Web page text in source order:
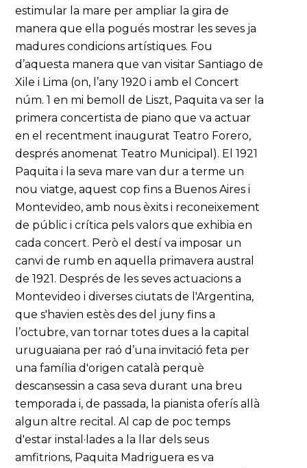
estimular la mare per ampliar la gira de
manera que ella pogués mostrar les seves ja
madures condicions artístiques. Fou
d’aquesta manera que van visitar Santiago de
Xile i Lima (on, l’any 1920 i amb el Concert
núm. 1 en mi bemoll de Liszt, Paquita va ser la
primera concertista de piano que va actuar
en el recentment inaugurat Teatro Forero,
després anomenat Teatro Municipal). El 1921
Paquita i la seva mare van dur a terme un
nou viatge, aquest cop fins a Buenos Aires i
Montevideo, amb nous èxits i reconeixement
de públic i crítica pels valors que exhibia en
cada concert. Però el destí va imposar un
canvi de rumb en aquella primavera austral
de 1921. Després de les seves actuacions a
Montevideo i diverses ciutats de l'Argentina,
que s'havien estès des del juny fins a
l’octubre, van tornar totes dues a la capital
uruguaiana per raó d’una invitació feta per
una família d'origen català perquè
descansessin a casa seva durant una breu
temporada i, de passada, la pianista oferís allà
algun altre recital. Al cap de poc temps
d'estar instal·lades a la llar dels seus
amfitrions, Paquita Madriguera es va